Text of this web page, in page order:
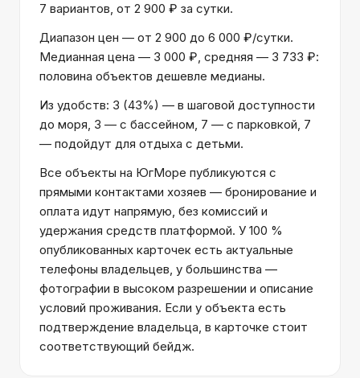
7 вариантов, от 2 900 ₽ за сутки.
Диапазон цен — от 2 900 до 6 000 ₽/сутки.
Медианная цена — 3 000 ₽, средняя — 3 733 ₽:
половина объектов дешевле медианы.
Из удобств: 3 (43%) — в шаговой доступности
до моря, 3 — с бассейном, 7 — с парковкой, 7
— подойдут для отдыха с детьми.
Все объекты на ЮгМоре публикуются с
прямыми контактами хозяев — бронирование и
оплата идут напрямую, без комиссий и
удержания средств платформой. У 100 %
опубликованных карточек есть актуальные
телефоны владельцев, у большинства —
фотографии в высоком разрешении и описание
условий проживания. Если у объекта есть
подтверждение владельца, в карточке стоит
соответствующий бейдж.